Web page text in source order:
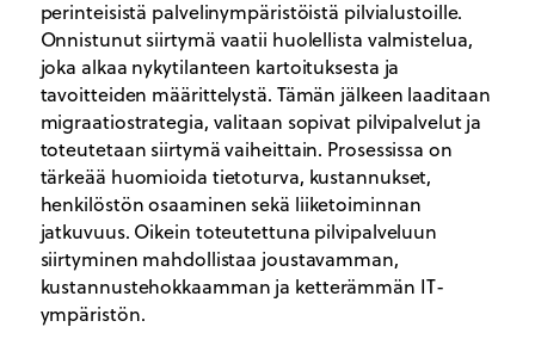
perinteisistä palvelinympäristöistä pilvialustoille.
Onnistunut siirtymä vaatii huolellista valmistelua,
joka alkaa nykytilanteen kartoituksesta ja
tavoitteiden määrittelystä. Tämän jälkeen laaditaan
migraatiostrategia, valitaan sopivat pilvipalvelut ja
toteutetaan siirtymä vaiheittain. Prosessissa on
tärkeää huomioida tietoturva, kustannukset,
henkilöstön osaaminen sekä liiketoiminnan
jatkuvuus. Oikein toteutettuna pilvipalveluun
siirtyminen mahdollistaa joustavamman,
kustannustehokkaamman ja ketterämmän IT-
ympäristön.